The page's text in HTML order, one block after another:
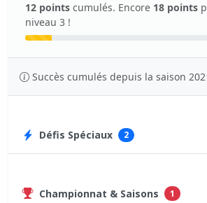
12 points cumulés. Encore 18 points
niveau 3 !
Succès cumulés depuis la saison
Défis Spéciaux 2
Championnat & Saisons 1